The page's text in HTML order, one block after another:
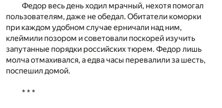
Федор весь день ходил мрачный, нехотя помогал
пользователям, даже не обедал. Обитатели коморки
при каждом удобном случае ерничали над ним,
клеймили позором и советовали поскорей изучить
запутанные порядки российских тюрем. Федор лишь
молча отмахивался, а едва часы перевалили за шесть,
поспешил домой.
* * *